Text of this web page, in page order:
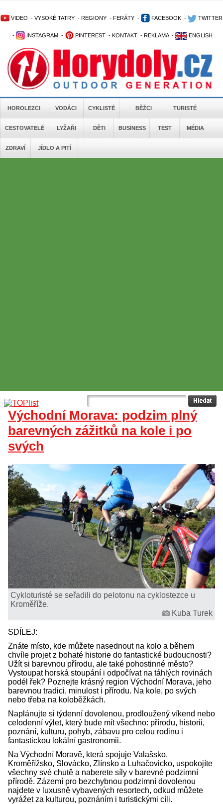
VIDEO - VYSOKÉ TATRY - REGIONY - FERÁTY - FACEBOOK - TWITTER
- INSTAGRAM - PINTEREST - KONTAKT - REKLAMA - ENGLISH
HOROLEZCI VODÁCI CYKLISTÉ BĚŽCI TURISTÉ
CESTOVATELÉ LYŽAŘI DĚTI BUSINESS TEST MÉDIA
ZDRAVÍ JÍDLO A PITÍ
Východní Morava: podzim plný
barevných zážitků na kole i po
svých
Cykloturisté se seřadili do pelotonu na cyklostezce u
Kroměříže.
Kuba Turek
SDÍLEJ:
Znáte místo, kde můžete nasednout na kolo a během
chvíle projet z bohaté historie do fantastické budoucnosti?
Užít si barevnou přírodu, ale také pohostinné město?
Vystoupat horská stoupání i odpočívat na táhlých rovinách
podél řek? Poznejte krásný region Východní Morava, jeho
barevnou tradici, minulost i přírodu. Na kole, po svých
nebo třeba na koloběžkách.
Naplánujte si týdenní dovolenou, prodloužený víkend nebo
celodenní výlet, který bude mít všechno: přírodu, historii,
poznání, kulturu, pohyb, zábavu pro celou rodinu i
fantastickou lokální gastronomii.
Na Východní Moravě, která spojuje Valašsko,
Kroměřížsko, Slovácko, Zlínsko a Luhačovicko, uspokojíte
všechny své chutě a naberete síly v barevné podzimní
přírodě. Zázemí pro bezchybnou podzimní dovolenou
najdete v luxusně vybavených resortech, odkud můžete
vyrážet za kulturou, poznáním i turistickými cíli.